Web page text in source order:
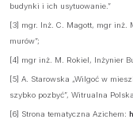
budynki i ich usytuowanie.”
[3] mgr. Inż. C. Magott, mgr inż.
murów”;
[4] mgr inż. M. Rokiel, Inżynier
[5] A. Starowska „Wilgoć w
szybko pozbyć”, Witrualna Polska
[6] Strona tematyczna Azichem: